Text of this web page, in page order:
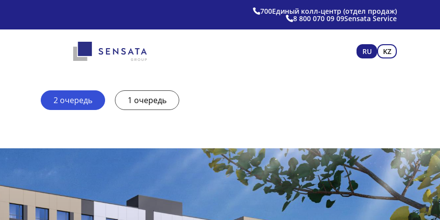
700Единый колл-центр (отдел продаж)
8 800 070 09 09Sensata Service
RU KZ
2 очередь 1 очередь